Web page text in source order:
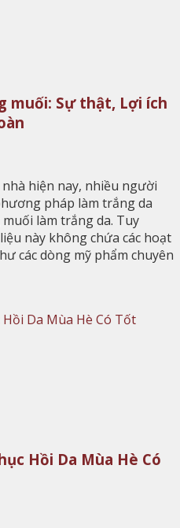
muối: Sự thật, Lợi ích
hiện nay, nhiều người
pháp làm trắng da
làm trắng da. Tuy
này không chứa các hoạt
các dòng mỹ phẩm chuyên
Hồi Da Mùa Hè Có